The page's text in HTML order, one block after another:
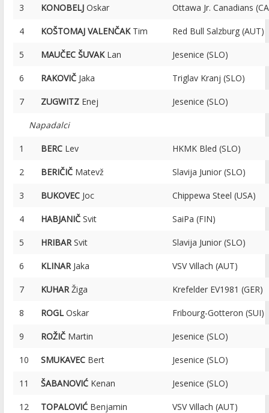
3 KONOBELJ Oskar Ottawa Jr. Canadians
4 KOŠTOMAJ VALENČAKTim Red Bull Salzburg (AUT)
5 MAUČEC ŠUVAKLan Jesenice (SLO)
6 RAKOVIČ Jaka Triglav Kranj (SLO)
7 ZUGWITZ Enej Jesenice (SLO)
Napadalci
1 BERC Lev HKMK Bled (SLO)
2 BERIČIČ Matevž Slavija Junior (SLO)
3 BUKOVEC Joc Chippewa Steel (USA)
4 HABJANIČ Svit SaiPa (FIN)
5 HRIBAR Svit Slavija Junior (SLO)
6 KLINAR Jaka VSV Villach (AUT)
7 KUHAR Žiga Krefelder EV1981 (GER)
8 ROGL Oskar Fribourg-Gotteron (SUI)
9 ROŽIČ Martin Jesenice (SLO)
10 SMUKAVEC Bert Jesenice (SLO)
11 ŠABANOVIĆ Kenan Jesenice (SLO)
12 TOPALOVIĆ Benjamin VSV Villach (AUT)